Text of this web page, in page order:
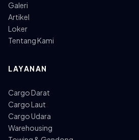
Galeri
Artikel
Loker
Tentang Kami
LAYANAN
Cargo Darat
Cargo Laut
Cargo Udara
Warehousing